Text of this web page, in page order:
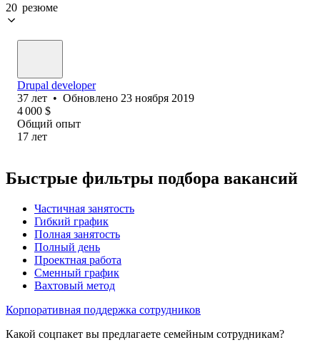
20 резюме
Drupal developer
37 лет • Обновлено 23 ноября 2019
4 000 $
Общий опыт
17 лет
Быстрые фильтры подбора вакансий
Частичная занятость
Гибкий график
Полная занятость
Полный день
Проектная работа
Сменный график
Вахтовый метод
Корпоративная поддержка сотрудников
Какой соцпакет вы предлагаете семейным сотрудникам?